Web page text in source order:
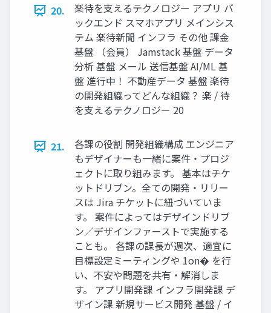
20.
楽待を支えるテクノロジー アプリ バ
ックエンド スマホアプリ メインシス
テム 楽待新聞 インフラ その他 課金
基盤 （会員） Jamstack 基盤 データ
分析 基盤 メール 送信基盤 AI/ML 基
盤 進行中！ 不動産データ 基盤 楽待
の開発組織ってどんな組織？ 楽 / 待
を支えるテクノロジー 20
21.
各課の役割 開発組織構成 エンジニア
もデザイナーも一緒に案件・プロジ
ェクトに取り組みます。 基本はチケ
ットドリブン。全ての開発・リリー
スは Jira チケットに紐づいていま
す。 案件によってはデザインドリブ
ン／デザインファーストで実施する
ことも。 各課の課長が週次、適宜に
目標設定ミーティングや 1on� を行
い、不安や問題を共有・解消しま
す。 アプリ開発課 インフラ開発課 デ
ザイン課 新規サービス開発 基盤 / イ